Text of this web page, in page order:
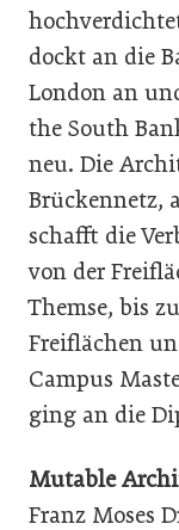
dockt an die
London an
the South
neu. Die
Brückennetz,
schafft die
von der
Themse, bis
Freiflächen
Campus
ging an die
Mutable
Franz Moses